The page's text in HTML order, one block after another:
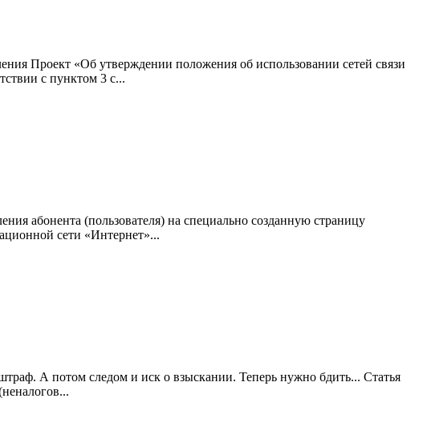
Проект «Об утверждении положения об использовании сетей связи
с пунктом 3 с...
абонента (пользователя) на специально созданную страницу
сети «Интернет»...
А потом следом и иск о взыскании. Теперь нужно бдить... Статья